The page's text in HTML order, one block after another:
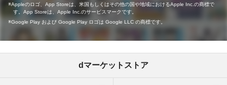
Appleのロゴ、App Storeは、米国もしくはその他の国や地域におけるApple Inc.の商標で
す。App Storeは、Apple Inc.のサービスマークです。
Google Play および Google Play ロゴは Google LLC の商標です。
dマーケットストア